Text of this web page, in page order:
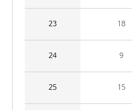
23 18
24 9
25 15